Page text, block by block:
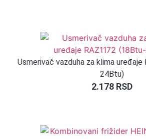
Usmerivač vazduha za klima
24Btu)
2.178 RSD